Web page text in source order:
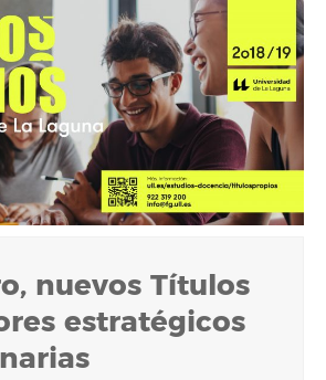
nuevos Títulos
estratégicos